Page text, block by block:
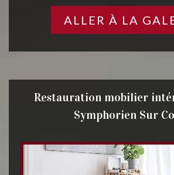
ALLER À LA
Restauration mobilier
Symphorien Sur